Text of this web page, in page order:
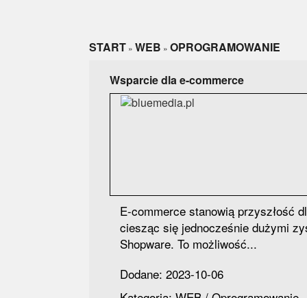
START » WEB » OPROGRAMOWANIE
Wsparcie dla e-commerce
E-commerce stanowią przyszłość
ciesząc się jednocześnie dużymi
Shopware. To możliwość...
Dodane: 2023-10-06